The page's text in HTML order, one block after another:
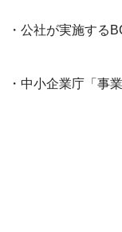
・公社が実施する
・中小企業庁「事